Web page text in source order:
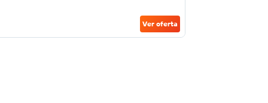
Ver oferta